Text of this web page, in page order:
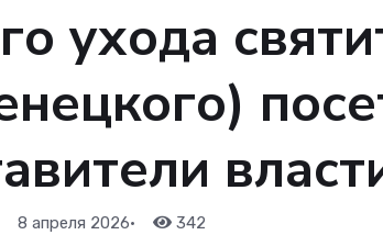
ухода
8 апреля 2026• 342